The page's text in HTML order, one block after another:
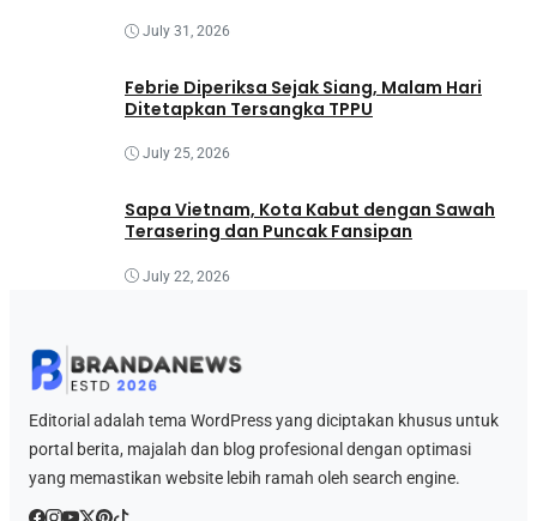
July 31, 2026
Febrie Diperiksa Sejak Siang, Malam Hari
Ditetapkan Tersangka TPPU
July 25, 2026
Sapa Vietnam, Kota Kabut dengan Sawah
Terasering dan Puncak Fansipan
July 22, 2026
Editorial adalah tema WordPress yang diciptakan khusus untuk
portal berita, majalah dan blog profesional dengan optimasi
yang memastikan website lebih ramah oleh search engine.